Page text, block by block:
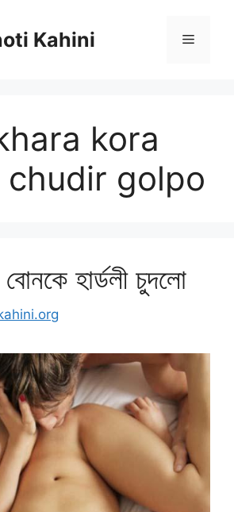
Kahini Menu
kora
chudir golpo
হার্ডলী চুদলো